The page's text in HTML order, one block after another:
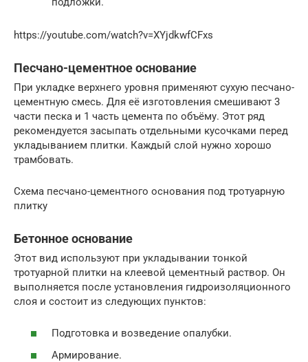
https://youtube.com/watch?v=XYjdkwfCFxs
Песчано-цементное основание
При укладке верхнего уровня применяют сухую песчано-
цементную смесь. Для её изготовления смешивают 3
части песка и 1 часть цемента по объёму. Этот ряд
рекомендуется засыпать отдельными кусочками перед
укладыванием плитки. Каждый слой нужно хорошо
трамбовать.
Схема песчано-цементного основания под тротуарную
плитку
Бетонное основание
Этот вид используют при укладывании тонкой
тротуарной плитки на клеевой цементный раствор. Он
выполняется после установления гидроизоляционного
слоя и состоит из следующих пунктов:
Подготовка и возведение опалубки.
Армирование.